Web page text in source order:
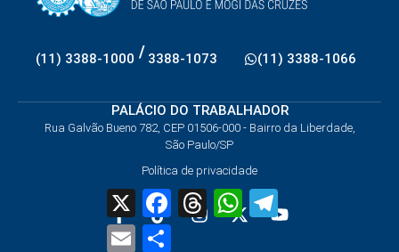
(11) 3388-1000 / 3388-1073 (11) 3388-1066
PALÁCIO DO TRABALHADOR
Rua Galvão Bueno 782, CEP 01506-000 - Bairro da Liberdade,
São Paulo/SP
Política de privacidade
X FacebookThreadsWhatsApp
Email